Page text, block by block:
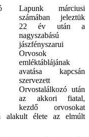
Lapunk márciusi
számában jeleztük
22 év után a
nagyszabású
jászfényszarui
Orvosok
emléktáblájának
avatása kapcsán
szervezett
Orvostalálkozó után
az akkori fiatal,
kezdő orvosokat
alakult élete az elmúlt